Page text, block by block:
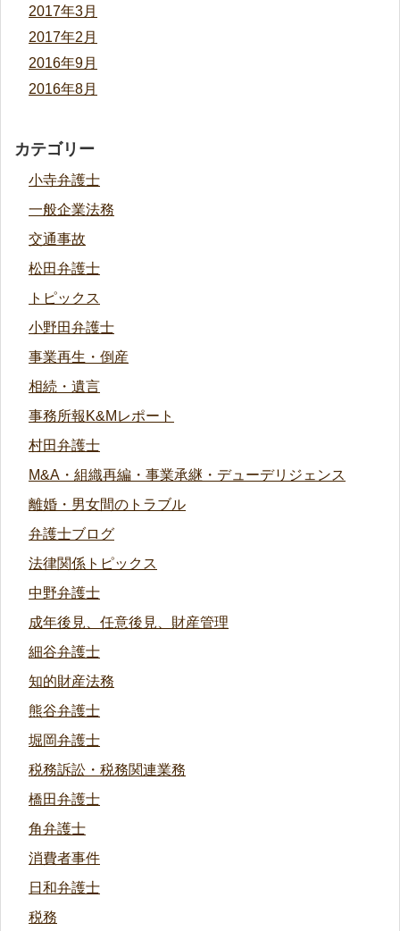
2017年3月
2017年2月
2016年9月
2016年8月
カテゴリー
小寺弁護士
一般企業法務
交通事故
松田弁護士
トピックス
小野田弁護士
事業再生・倒産
相続・遺言
事務所報K&Mレポート
村田弁護士
M&A・組織再編・事業承継・デューデリジェンス
離婚・男女間のトラブル
弁護士ブログ
法律関係トピックス
中野弁護士
成年後見、任意後見、財産管理
細谷弁護士
知的財産法務
熊谷弁護士
堀岡弁護士
税務訴訟・税務関連業務
橋田弁護士
角弁護士
消費者事件
日和弁護士
税務